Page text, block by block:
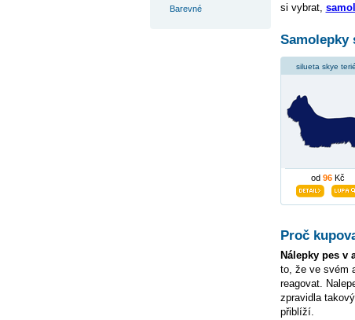
Barevné
si vybrat,
Samolepky
silueta skye
od 96Kč
Proč
Nálepky pes v
to, že ve svém
reagovat.
zpravidla
přiblíží.